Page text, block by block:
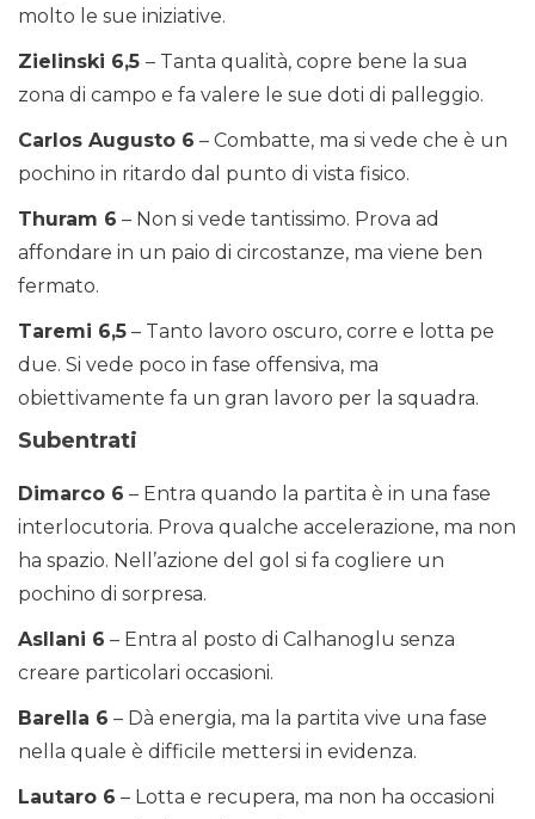
molto le sue iniziative.
Zielinski 6,5 – Tanta qualità, copre bene la sua
zona di campo e fa valere le sue doti di palleggio.
Carlos Augusto 6 – Combatte, ma si vede che è un
pochino in ritardo dal punto di vista fisico.
Thuram 6 – Non si vede tantissimo. Prova ad
affondare in un paio di circostanze, ma viene ben
fermato.
Taremi 6,5 – Tanto lavoro oscuro, corre e lotta pe
due. Si vede poco in fase offensiva, ma
obiettivamente fa un gran lavoro per la squadra.
Subentrati
Dimarco 6 – Entra quando la partita è in una fase
interlocutoria. Prova qualche accelerazione, ma non
ha spazio. Nell’azione del gol si fa cogliere un
pochino di sorpresa.
Asllani 6 – Entra al posto di Calhanoglu senza
creare particolari occasioni.
Barella 6 – Dà energia, ma la partita vive una fase
nella quale è difficile mettersi in evidenza.
Lautaro 6 – Lotta e recupera, ma non ha occasioni